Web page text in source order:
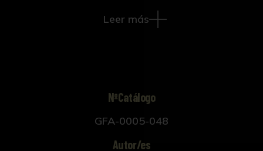
HOLLANDVS PICTOR NOCTIVM
illustres du XVII. siècle", escrito por M.V. con
retratos diseñados por Antoon Van Dyck y
trasladados a grabado por Paulus Pontius.
Publicado en Ámsterdam y Leipzig en 1759.
Leer más
NºCatálogo
GFA-0005-048
Autor/es